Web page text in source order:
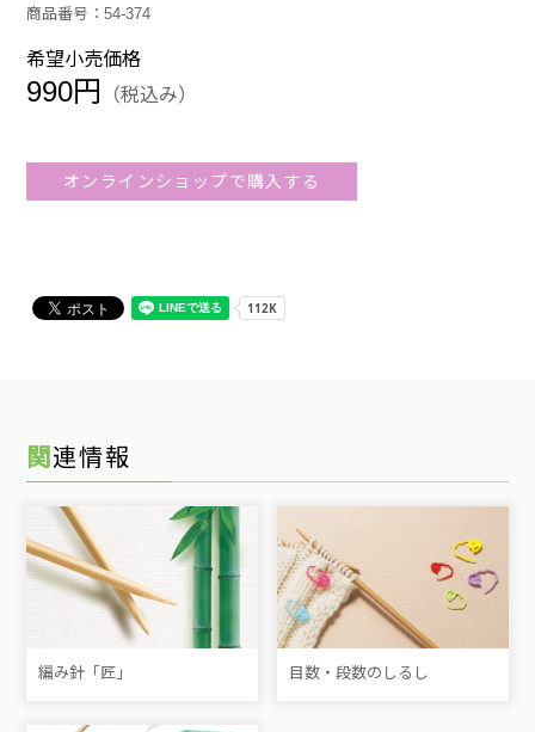
商品番号：54-374
希望小売価格
990円 （税込み）
オンラインショップで購入する
関連情報
編み針「匠」 目数・段数のしるし